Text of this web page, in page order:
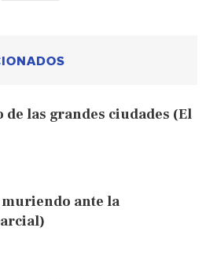
las grandes ciudades (El
muriendo ante la